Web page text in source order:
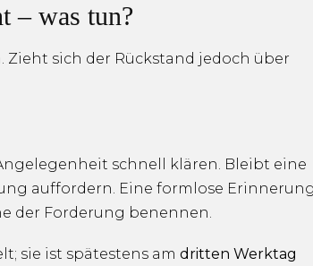
– was tun?
sich der Rückstand jedoch über
schnell klären. Bleibt eine
auffordern. Eine formlose
der Forderung benennen.
sie ist spätestens am dritten Werktag